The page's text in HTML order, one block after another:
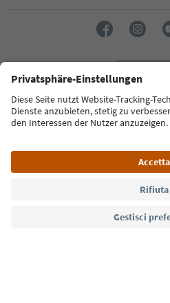
Südtirol